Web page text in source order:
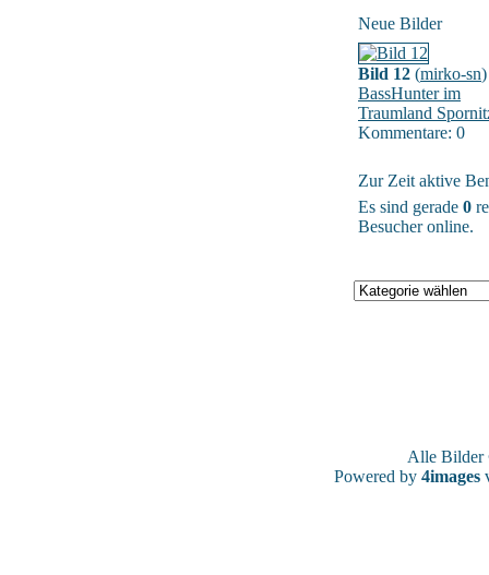
Neue Bilder
Bild 12 (mirko-sn)
BassHunter im
Traumland
Kommentare: 0
Zur Zeit aktive
Es sind gerade 0
Besucher online.
Alle
Powered by 4images